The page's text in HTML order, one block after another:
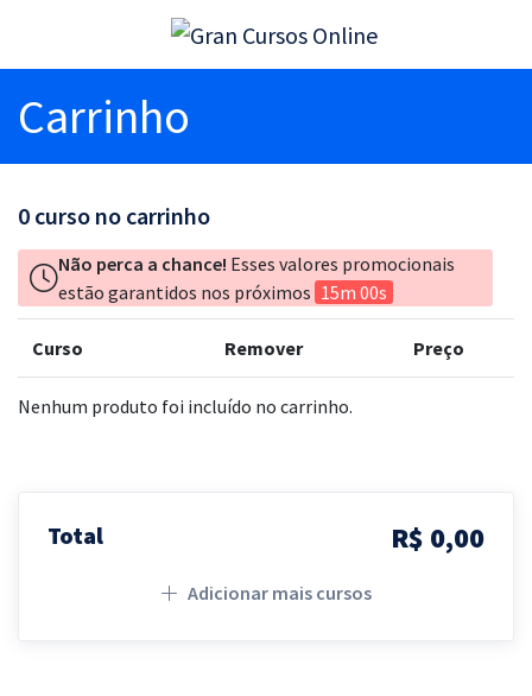
Carrinho
0 curso no carrinho
Não perca a chance! Esses valores promocionais
estão garantidos nos próximos 15m 00s
Curso Remover Preço
Nenhum produto foi incluído no carrinho.
Total R$ 0,00
Adicionar mais cursos